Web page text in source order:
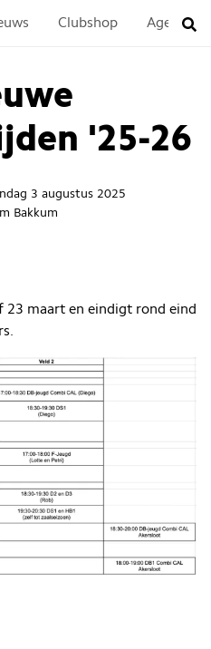
Clubshop Agenda
'25-26
3 augustus 2025
Bakkum
23 maart en eindigt rond eind